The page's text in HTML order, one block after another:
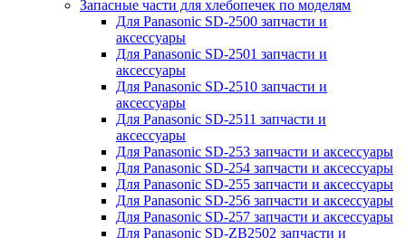
Запасные части для хлебопечек по моделям
Для Panasonic SD-2500 запчасти и
аксессуары
Для Panasonic SD-2501 запчасти и
аксессуары
Для Panasonic SD-2510 запчасти и
аксессуары
Для Panasonic SD-2511 запчасти и
аксессуары
Для Panasonic SD-253 запчасти и аксессуары
Для Panasonic SD-254 запчасти и аксессуары
Для Panasonic SD-255 запчасти и аксессуары
Для Panasonic SD-256 запчасти и аксессуары
Для Panasonic SD-257 запчасти и аксессуары
Для Panasonic SD-ZB2502 запчасти и